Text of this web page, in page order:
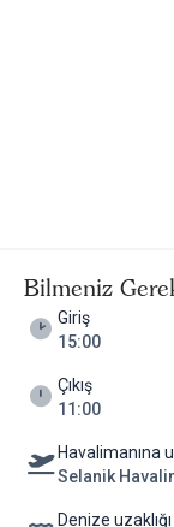
Bilmeniz
Giriş
15:00
Çıkış
11:00
Havalimanına
Selanik
Denize uzaklığı